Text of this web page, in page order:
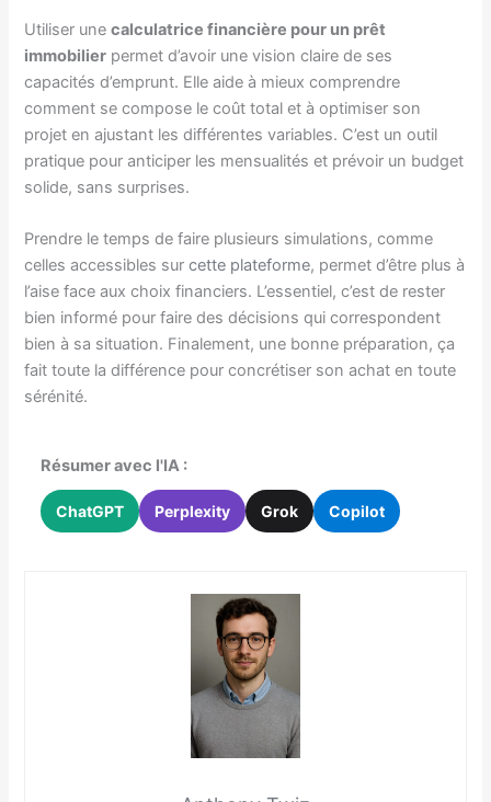
Utiliser unecalculatrice financière pour un prêt
immobilier permet d’avoir une vision claire de ses
capacités d’emprunt. Elle aide à mieux comprendre
comment se compose le coût total et à optimiser son
projet en ajustant les différentes variables. C’est un outil
pratique pour anticiper les mensualités et prévoir un budget
solide, sans surprises.
Prendre le temps de faire plusieurs simulations, comme
celles accessibles surcette plateforme, permet d’être plus à
l’aise face aux choix financiers. L’essentiel, c’est de rester
bien informé pour faire des décisions qui correspondent
bien à sa situation. Finalement, une bonne préparation, ça
fait toute la différence pour concrétiser son achat en toute
sérénité.
Résumer avec l'IA :
ChatGPT Perplexity Grok Copilot